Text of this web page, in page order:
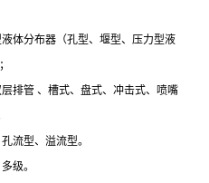
体分布器（孔型、堰型、压力型液
排管 、槽式、盘式、冲击式、喷嘴
流型、溢流型。
级。